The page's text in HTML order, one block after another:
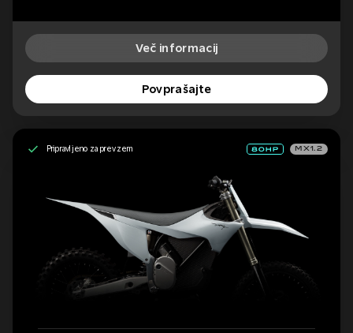
Več informacij
Povprašajte
Pripravljeno za prevzem MX1.2